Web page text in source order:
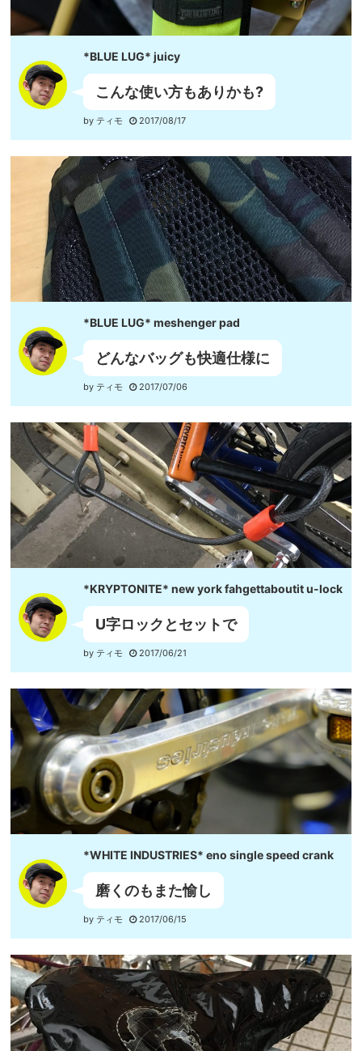
*BLUE LUG* juicy
こんな使い方もありかも?
by ティモ 2017/08/17
*BLUE LUG* meshenger pad
どんなバッグも快適仕様に
by ティモ 2017/07/06
*KRYPTONITE* new york fahgettaboutit u-lock
U字ロックとセットで
by ティモ 2017/06/21
*WHITE INDUSTRIES* eno single speed crank
磨くのもまた愉し
by ティモ 2017/06/15